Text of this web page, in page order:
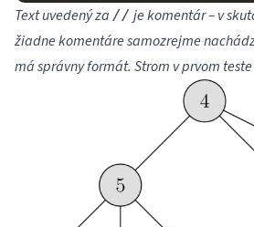
Text uvedený za // je komentár – v
žiadne komentáre samozrejme
má správny formát. Strom v prvom